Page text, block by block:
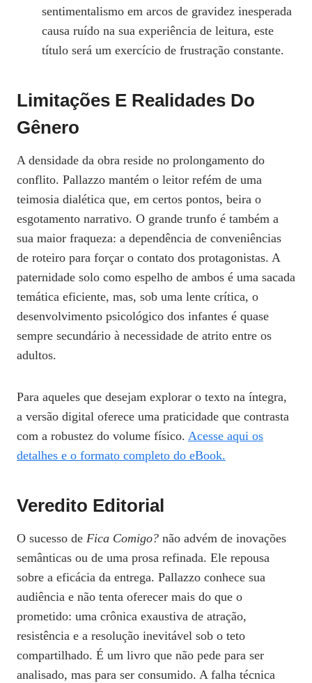
sentimentalismo em arcos de gravidez inesperada
causa ruído na sua experiência de leitura, este
título será um exercício de frustração constante.
Limitações E Realidades Do
Gênero
A densidade da obra reside no prolongamento do
conflito. Pallazzo mantém o leitor refém de uma
teimosia dialética que, em certos pontos, beira o
esgotamento narrativo. O grande trunfo é também a
sua maior fraqueza: a dependência de conveniências
de roteiro para forçar o contato dos protagonistas. A
paternidade solo como espelho de ambos é uma sacada
temática eficiente, mas, sob uma lente crítica, o
desenvolvimento psicológico dos infantes é quase
sempre secundário à necessidade de atrito entre os
adultos.
Para aqueles que desejam explorar o texto na íntegra,
a versão digital oferece uma praticidade que contrasta
com a robustez do volume físico. Acesse aqui os
detalhes e o formato completo do eBook.
Veredito Editorial
O sucesso de Fica Comigo? não advém de inovações
semânticas ou de uma prosa refinada. Ele repousa
sobre a eficácia da entrega. Pallazzo conhece sua
audiência e não tenta oferecer mais do que o
prometido: uma crônica exaustiva de atração,
resistência e a resolução inevitável sob o teto
compartilhado. É um livro que não pede para ser
analisado, mas para ser consumido. A falha técnica